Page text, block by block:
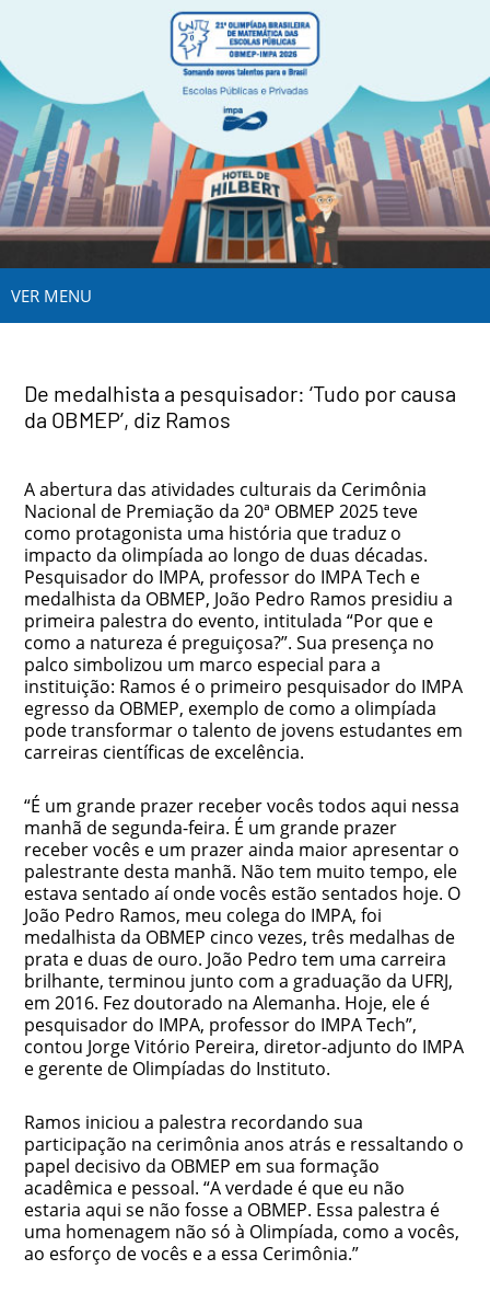
VER MENU
De medalhista a pesquisador: ‘Tudo por causa
da OBMEP’, diz Ramos
A abertura das atividades culturais da Cerimônia
Nacional de Premiação da 20ª OBMEP 2025 teve
como protagonista uma história que traduz o
impacto da olimpíada ao longo de duas décadas.
Pesquisador do IMPA, professor do IMPA Tech e
medalhista da OBMEP, João Pedro Ramos presidiu a
primeira palestra do evento, intitulada “Por que e
como a natureza é preguiçosa?”. Sua presença no
palco simbolizou um marco especial para a
instituição: Ramos é o primeiro pesquisador do IMPA
egresso da OBMEP, exemplo de como a olimpíada
pode transformar o talento de jovens estudantes em
carreiras científicas de excelência.
“É um grande prazer receber vocês todos aqui nessa
manhã de segunda-feira. É um grande prazer
receber vocês e um prazer ainda maior apresentar o
palestrante desta manhã. Não tem muito tempo, ele
estava sentado aí onde vocês estão sentados hoje. O
João Pedro Ramos, meu colega do IMPA, foi
medalhista da OBMEP cinco vezes, três medalhas de
prata e duas de ouro. João Pedro tem uma carreira
brilhante, terminou junto com a graduação da UFRJ,
em 2016. Fez doutorado na Alemanha. Hoje, ele é
pesquisador do IMPA, professor do IMPA Tech”,
contou Jorge Vitório Pereira, diretor-adjunto do IMPA
e gerente de Olimpíadas do Instituto.
Ramos iniciou a palestra recordando sua
participação na cerimônia anos atrás e ressaltando o
papel decisivo da OBMEP em sua formação
acadêmica e pessoal. “A verdade é que eu não
estaria aqui se não fosse a OBMEP. Essa palestra é
uma homenagem não só à Olimpíada, como a vocês,
ao esforço de vocês e a essa Cerimônia.”